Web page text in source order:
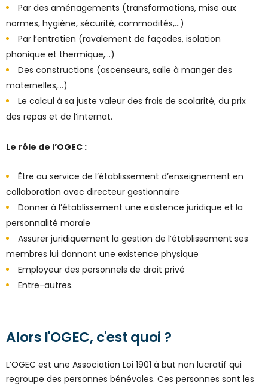
Par des aménagements (transformations, mise aux
normes, hygiène, sécurité, commodités,…)
Par l’entretien (ravalement de façades, isolation
phonique et thermique,…)
Des constructions (ascenseurs, salle à manger des
maternelles,…)
Le calcul à sa juste valeur des frais de scolarité, du prix
des repas et de l’internat.
Le rôle de l’OGEC :
Être au service de l’établissement d’enseignement en
collaboration avec directeur gestionnaire
Donner à l’établissement une existence juridique et la
personnalité morale
Assurer juridiquement la gestion de l’établissement ses
membres lui donnant une existence physique
Employeur des personnels de droit privé
Entre-autres.
Alors l'OGEC, c'est quoi ?
L’OGEC est une Association Loi 1901 à but non lucratif qui
regroupe des personnes bénévoles. Ces personnes sont les